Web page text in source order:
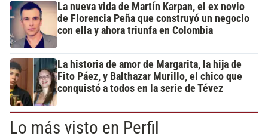
La nueva vida de Martín Karpan, el ex novio
de Florencia Peña que construyó un negocio
con ella y ahora triunfa en Colombia
La historia de amor de Margarita, la hija de
Fito Páez, y Balthazar Murillo, el chico que
conquistó a todos en la serie de Tévez
Lo más visto en Perfil